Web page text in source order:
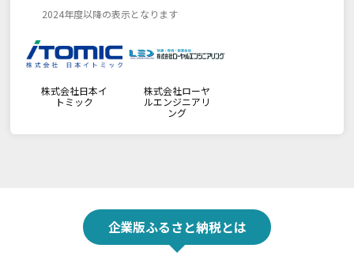
2024年度以降の表示となります
株式会社日本イ
トミック
株式会社ローヤ
ルエンジニアリ
ング
企業版ふるさと納税とは